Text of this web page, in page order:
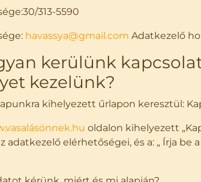
313-5590
havassya@gmail.com Adatkezelő
kerülünk
kezelünk?
kihelyezett űrlapon keresztül:
oldalon kihelyezett
adatkezelő elérhetőségei, és a: „ Írja be